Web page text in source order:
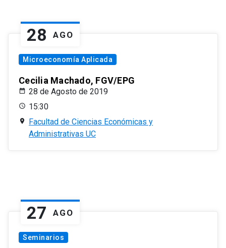
28 AGO
Microeconomía Aplicada
Cecilia Machado, FGV/EPG
28 de Agosto de 2019
15:30
Facultad de Ciencias Económicas y
Administrativas UC
27 AGO
Seminarios